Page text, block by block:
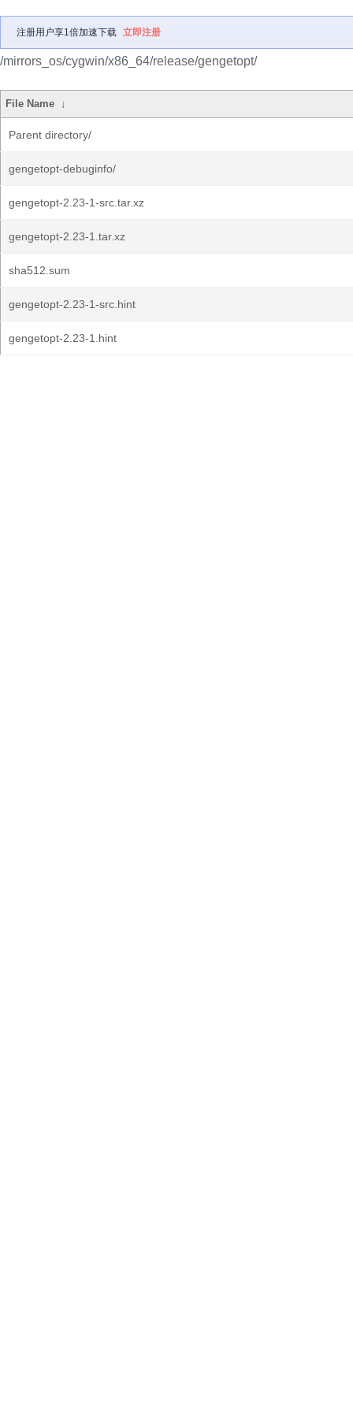
注册用户享1倍加速下载 立即注册
/mirrors_os/cygwin/x86_64/release/gengetopt/
File Name ↓
Parent directory/
gengetopt-debuginfo/
gengetopt-2.23-1-src.tar.xz
gengetopt-2.23-1.tar.xz
sha512.sum
gengetopt-2.23-1-src.hint
gengetopt-2.23-1.hint